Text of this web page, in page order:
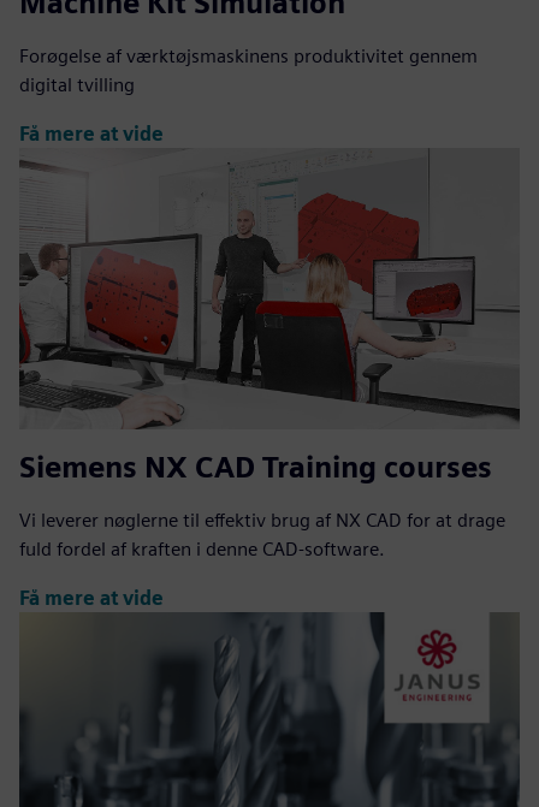
Forøgelse af værktøjsmaskinens produktivitet gennem
digital tvilling
Få mere at vide
Siemens NX CAD Training courses
Vi leverer nøglerne til effektiv brug af NX CAD for at drage
fuld fordel af kraften i denne CAD-software.
Få mere at vide